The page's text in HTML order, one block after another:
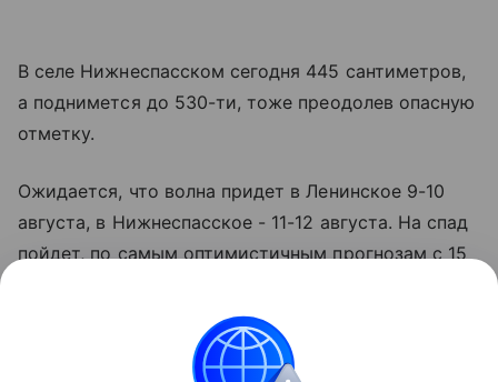
В селе Нижнеспасском сегодня 445 сантиметров,
а поднимется до 530-ти, тоже преодолев опасную
отметку.
Ожидается, что волна придет в Ленинское 9-10
августа, в Нижнеспасское - 11-12 августа. На спад
пойдет, по самым оптимистичным прогнозам с 15
Подтопление угрожает около 180 дачным
участкам, нескольким приусадебным территориям